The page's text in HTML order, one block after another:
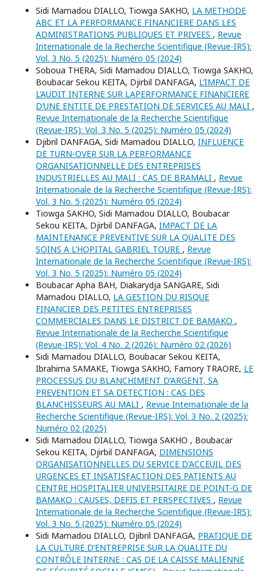
Sidi Mamadou DIALLO, Tiowga SAKHO, LA METHODE
ABC ET LA PERFORMANCE FINANCIERE DANS LES
ADMINISTRATIONS PUBLIQUES ET PRIVEES , Revue
Internationale de la Recherche Scientifique (Revue-IRS):
Vol. 3 No. 5 (2025): Numéro 05 (2024)
Soboua THERA, Sidi Mamadou DIALLO, Tiowga SAKHO,
Boubacar Sekou KEITA, Djirbil DANFAGA, L’IMPACT DE
L’AUDIT INTERNE SUR LAPERFORMANCE FINANCIERE
D’UNE ENTITE DE PRESTATION DE SERVICES AU MALI ,
Revue Internationale de la Recherche Scientifique
(Revue-IRS): Vol. 3 No. 5 (2025): Numéro 05 (2024)
Djibril DANFAGA, Sidi Mamadou DIALLO, INFLUENCE
DE TURN-OVER SUR LA PERFORMANCE
ORGANISATIONNELLE DES ENTREPRISES
INDUSTRIELLES AU MALI : CAS DE BRAMALI , Revue
Internationale de la Recherche Scientifique (Revue-IRS):
Vol. 3 No. 5 (2025): Numéro 05 (2024)
Tiowga SAKHO, Sidi Mamadou DIALLO, Boubacar
Sekou KEITA, Djirbil DANFAGA, IMPACT DE LA
MAINTENANCE PREVENTIVE SUR LA QUALITE DES
SOINS A L’HOPITAL GABRIEL TOURE , Revue
Internationale de la Recherche Scientifique (Revue-IRS):
Vol. 3 No. 5 (2025): Numéro 05 (2024)
Boubacar Apha BAH, Diakarydja SANGARE, Sidi
Mamadou DIALLO, LA GESTION DU RISQUE
FINANCIER DES PETITES ENTREPRISES
COMMERCIALES DANS LE DISTRICT DE BAMAKO ,
Revue Internationale de la Recherche Scientifique
(Revue-IRS): Vol. 4 No. 2 (2026): Numéro 02 (2026)
Sidi Mamadou DIALLO, Boubacar Sekou KEITA,
Ibrahima SAMAKE, Tiowga SAKHO, Famory TRAORE, LE
PROCESSUS DU BLANCHIMENT D’ARGENT, SA
PREVENTION ET SA DETECTION : CAS DES
BLANCHISSEURS AU MALI , Revue Internationale de la
Recherche Scientifique (Revue-IRS): Vol. 3 No. 2 (2025):
Numéro 02 (2025)
Sidi Mamadou DIALLO, Tiowga SAKHO , Boubacar
Sekou KEITA, Djirbil DANFAGA, DIMENSIONS
ORGANISATIONNELLES DU SERVICE D’ACCEUIL DES
URGENCES ET INSATISFACTION DES PATIENTS AU
CENTRE HOSPITALIER UNIVERSITAIRE DE POINT-G DE
BAMAKO : CAUSES, DEFIS ET PERSPECTIVES , Revue
Internationale de la Recherche Scientifique (Revue-IRS):
Vol. 3 No. 5 (2025): Numéro 05 (2024)
Sidi Mamadou DIALLO, Djibril DANFAGA, PRATIQUE DE
LA CULTURE D’ENTREPRISE SUR LA QUALITE DU
CONTRÔLE INTERNE : CAS DE LA CAISSE MALIENNE